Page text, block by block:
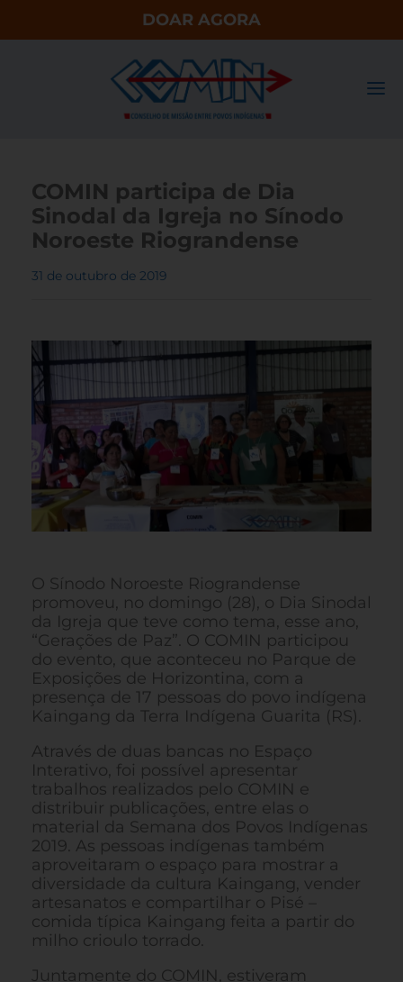
DOAR AGORA
COMIN participa de Dia
Sinodal da Igreja no Sínodo
Noroeste Riograndense
31 de outubro de 2019
O Sínodo Noroeste Riograndense
promoveu, no domingo (28), o Dia Sinodal
da Igreja que teve como tema, esse ano,
“Gerações de Paz”. O COMIN participou
do evento, que aconteceu no Parque de
Exposições de Horizontina, com a
presença de 17 pessoas do povo indígena
Kaingang da Terra Indígena Guarita (RS).
Através de duas bancas no Espaço
Interativo, foi possível apresentar
trabalhos realizados pelo COMIN e
distribuir publicações, entre elas o
material da Semana dos Povos Indígenas
2019. As pessoas indígenas também
aproveitaram o espaço para mostrar a
diversidade da cultura Kaingang, vender
artesanatos e compartilhar o Pisé –
comida típica Kaingang feita a partir do
milho crioulo torrado.
Juntamente do COMIN, estiveram